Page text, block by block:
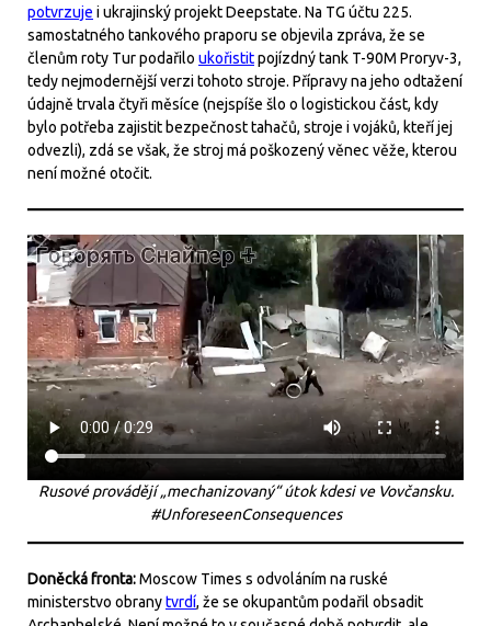
potvrzuje i ukrajinský projekt Deepstate. Na TG účtu 225.
samostatného tankového praporu se objevila zpráva, že se
členům roty Tur podařilo ukořistitpojízdný tank T-90M Proryv-3,
tedy nejmodernější verzi tohoto stroje. Přípravy na jeho odtažení
údajně trvala čtyři měsíce (nejspíše šlo o logistickou část, kdy
bylo potřeba zajistit bezpečnost tahačů, stroje i vojáků, kteří jej
odvezli), zdá se však, že stroj má poškozený věnec věže, kterou
není možné otočit.
Rusové provádějí „mechanizovaný“ útok kdesi ve Vovčansku.
#UnforeseenConsequences
Doněcká fronta:Moscow Times s odvoláním na ruské
ministerstvo obranytvrdí, že se okupantům podařil obsadit